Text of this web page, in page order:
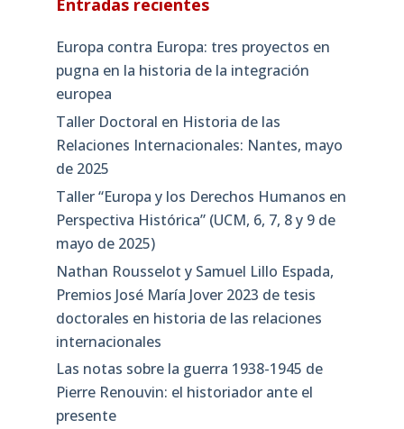
Entradas recientes
Europa contra Europa: tres proyectos en
pugna en la historia de la integración
europea
Taller Doctoral en Historia de las
Relaciones Internacionales: Nantes, mayo
de 2025
Taller “Europa y los Derechos Humanos en
Perspectiva Histórica” (UCM, 6, 7, 8 y 9 de
mayo de 2025)
Nathan Rousselot y Samuel Lillo Espada,
Premios José María Jover 2023 de tesis
doctorales en historia de las relaciones
internacionales
Las notas sobre la guerra 1938-1945 de
Pierre Renouvin: el historiador ante el
presente